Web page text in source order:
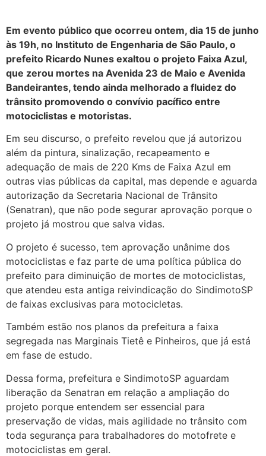
Em evento público que ocorreu ontem, dia 15 de junho
às 19h, no Instituto de Engenharia de São Paulo, o
prefeito Ricardo Nunes exaltou o projeto Faixa Azul,
que zerou mortes na Avenida 23 de Maio e Avenida
Bandeirantes, tendo ainda melhorado a fluidez do
trânsito promovendo o convívio pacífico entre
motociclistas e motoristas.
Em seu discurso, o prefeito revelou que já autorizou
além da pintura, sinalização, recapeamento e
adequação de mais de 220 Kms de Faixa Azul em
outras vias públicas da capital, mas depende e aguarda
autorização da Secretaria Nacional de Trânsito
(Senatran), que não pode segurar aprovação porque o
projeto já mostrou que salva vidas.
O projeto é sucesso, tem aprovação unânime dos
motociclistas e faz parte de uma política pública do
prefeito para diminuição de mortes de motociclistas,
que atendeu esta antiga reivindicação do SindimotoSP
de faixas exclusivas para motocicletas.
Também estão nos planos da prefeitura a faixa
segregada nas Marginais Tietê e Pinheiros, que já está
em fase de estudo.
Dessa forma, prefeitura e SindimotoSP aguardam
liberação da Senatran em relação a ampliação do
projeto porque entendem ser essencial para
preservação de vidas, mais agilidade no trânsito com
toda segurança para trabalhadores do motofrete e
motociclistas em geral.